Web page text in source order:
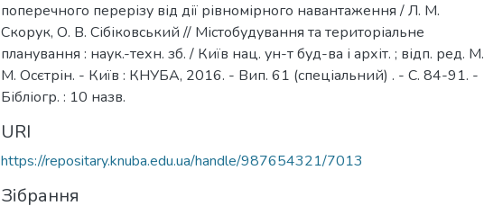
поперечного перерізу від дії рівномірного навантаження / Л. М.
Скорук, О. В. Сібіковський // Містобудування та територіальне
планування : наук.-техн. зб. / Київ нац. ун-т буд-ва і архіт. ; відп. ред. М.
М. Осєтрін. - Київ : КНУБА, 2016. - Вип. 61 (спеціальний) . - С. 84-91. -
Бібліогр. : 10 назв.
URI
https://repositary.knuba.edu.ua/handle/987654321/7013
Зібрання